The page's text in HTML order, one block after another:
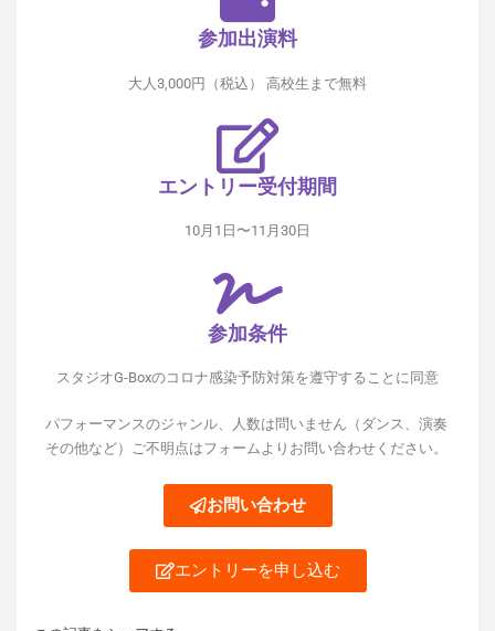
参加出演料
大人3,000円（税込） 高校生まで無料
エントリー受付期間
10月1日〜11月30日
参加条件
スタジオG-Boxのコロナ感染予防対策を遵守することに同意
パフォーマンスのジャンル、人数は問いません（ダンス、演奏
その他など）
ご不明点はフォームよりお問い合わせください。
お問い合わせ
エントリーを申し込む